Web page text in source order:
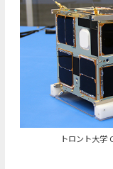
トロント大学